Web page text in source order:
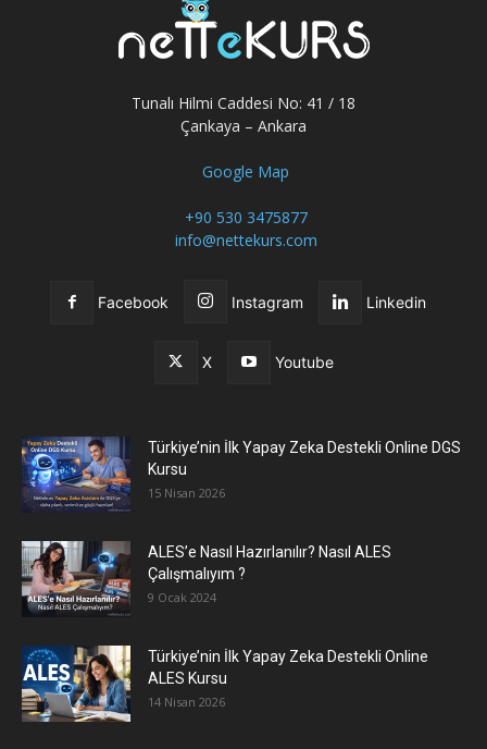
Tunalı Hilmi Caddesi No: 41 / 18
Çankaya – Ankara
Google Map
+90 530 3475877
info@nettekurs.com
Facebook Instagram Linkedin
X Youtube
Türkiye’nin İlk Yapay Zeka Destekli Online DGS
Kursu
15 Nisan 2026
ALES’e Nasıl Hazırlanılır? Nasıl ALES
Çalışmalıyım ?
9 Ocak 2024
Türkiye’nin İlk Yapay Zeka Destekli Online
ALES Kursu
14 Nisan 2026